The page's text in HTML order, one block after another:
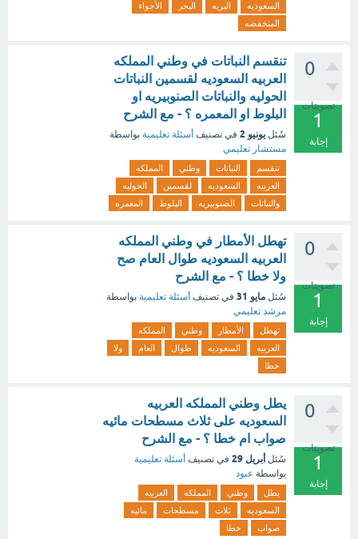
السعوديه
البريه البحر
الأجواء
المنخفضه
0
تصويتات
1
إجابة
تنقسم النباتات في وطني المملكه
العربيه السعوديه لقسمين النباتات
الحوليه والنباتات الصنوبيريه او
البلوط او المعمره ؟ - مع الشرح
سُئل يونيو 2 في تصنيف أسئلة تعليمية بواسطة
مستشار تعليمي
تنقسم النباتات وطني
المملكه
العربيه
السعوديه لقسمين
الحوليه
والنباتات
الصنوبيريه البلوط المعمره
0
تصويتات
1
إجابة
تهطل الأمطار في وطني المملكه
العربيه السعوديه طوال العام صح
ولا خطا ؟ - مع الشرح
سُئل مايو 31 في تصنيف أسئلة تعليمية بواسطة
مرشد تعليمي
تهطل الأمطار وطني
المملكه
العربيه
السعوديه طوال العام
ولا
خطا
0
تصويتات
1
إجابة
يطل وطني المملكه العربيه
السعوديه على ثلاث مسطحات مائيه
صواب ام خطا ؟ - مع الشرح
سُئل أبريل 29 في تصنيف أسئلة تعليمية
بواسطة عبود
يطل وطني المملكه
العربيه
السعوديه
ثلاث مسطحات
مائيه
صواب
خطا